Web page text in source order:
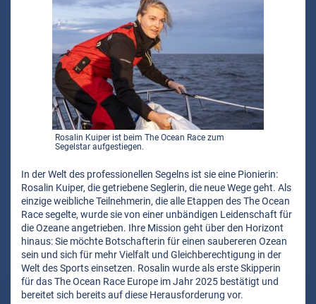
Rosalin Kuiper ist beim The Ocean Race zum
Segelstar aufgestiegen.
In der Welt des professionellen Segelns ist sie eine Pionierin:
Rosalin Kuiper, die getriebene Seglerin, die neue Wege geht. Als
einzige weibliche Teilnehmerin, die alle Etappen des The Ocean
Race segelte, wurde sie von einer unbändigen Leidenschaft für
die Ozeane angetrieben. Ihre Mission geht über den Horizont
hinaus: Sie möchte Botschafterin für einen saubereren Ozean
sein und sich für mehr Vielfalt und Gleichberechtigung in der
Welt des Sports einsetzen. Rosalin wurde als erste Skipperin
für das The Ocean Race Europe im Jahr 2025 bestätigt und
bereitet sich bereits auf diese Herausforderung vor.